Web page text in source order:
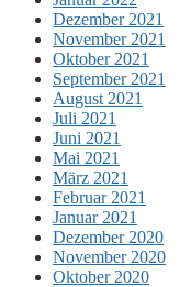
Dezember 2021
November 2021
Oktober 2021
September 2021
August 2021
Juli 2021
Juni 2021
Mai 2021
März 2021
Februar 2021
Januar 2021
Dezember 2020
November 2020
Oktober 2020